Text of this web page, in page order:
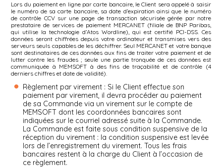
Lors du paiement en ligne par carte bancaire, le Client sera appelé à saisir
le numéro de sa carte bancaire, sa date d’expiration ainsi que le numéro
de contrôle CCV sur une page de transaction sécurisée gérée par notre
prestataire de services de paiement MERCANET (filiale de BNP Paribas,
qui utilise la technologie d’Atos Wordline), qui est certifié PCI-DSS. Ces
données seront chiffrées depuis votre ordinateur et transmises vers des
serveurs seuls capables de les déchiffrer. Seul MERCANET et votre banque
sont destinataires de ces données aux fins de traiter votre paiement et de
lutter contre les fraudes ; seule une partie tronquée de ces données est
communiquée à MEMSOFT à des fins de traçabilité et de contrôle (4
derniers chiffres et date de validité).
Règlement par virement : Si le Client effectue son
paiement par virement, il devra procéder au paiement
de sa Commande via un virement sur le compte de
MEMSOFT dont les coordonnées bancaires sont
indiquées sur le courriel adressé suite à la Commande.
La Commande est faite sous condition suspensive de la
réception du virement : la condition suspensive est levée
lors de l’enregistrement du virement. Tous les frais
bancaires restent à la charge du Client à l’occasion de
ce règlement.